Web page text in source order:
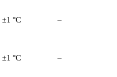
±1 °C –
±1 °C –